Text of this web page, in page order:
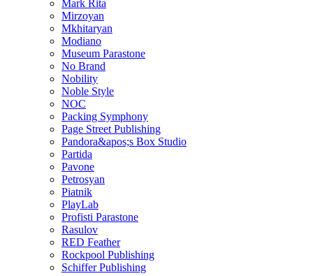
Mark Rita
Mirzoyan
Mkhitaryan
Modiano
Museum Parastone
No Brand
Nobility
Noble Style
NOC
Packing Symphony
Page Street Publishing
Pandora&apos;s Box Studio
Partida
Pavone
Petrosyan
Piatnik
PlayLab
Profisti Parastone
Rasulov
RED Feather
Rockpool Publishing
Schiffer Publishing